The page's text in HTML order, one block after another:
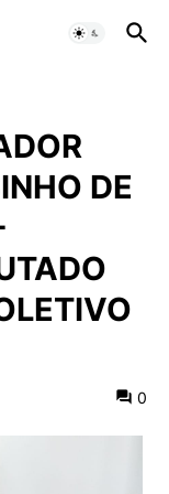
DE
0